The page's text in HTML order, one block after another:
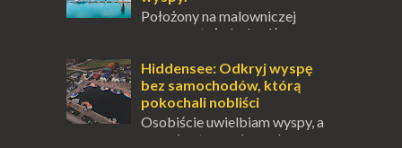
Położony na malowniczej
wysepce, tuż obok półwyspu
jest jednym z najbardziej rozpoznawalnych
symbo...
Hiddensee: Odkryj wyspę
bez samochodów, którą
pokochali nobliści
Osobiście uwielbiam wyspy, a
uczucie otoczenia wodą